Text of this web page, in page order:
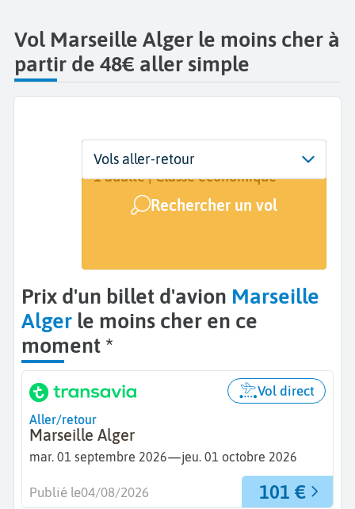
Vol Marseille Alger le moins cher à
partir de 48€ aller simple
Départ
Marseille (MRS)
Dates
Dates de votre voyage
Voyageurs | Classe
1 adulte | Classe économique
Rechercher un vol
Vols aller-retour
Prix d'un billet d'avion Marseille
Alger le moins cher en ce
moment *
Aller/retour
Marseille Alger
mar. 01 septembre 2026—jeu. 01 octobre 2026
Vol direct
101 €
Publié le04/08/2026